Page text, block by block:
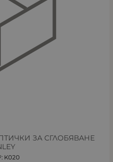
ЗА СГЛОБЯВАНЕ
K020